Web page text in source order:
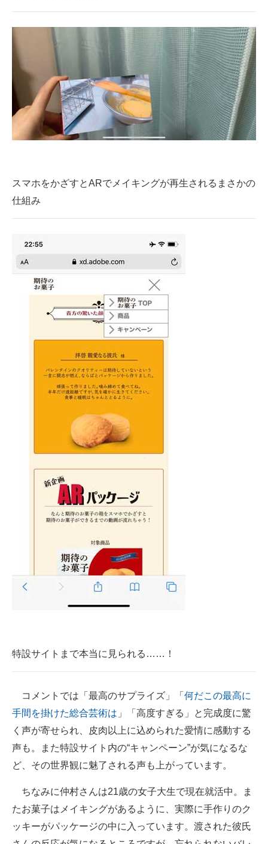
スマホをかざすとARでメイキングが再生されるまさかの
仕組み
特設サイトまで本当に見られる……！
コメントでは「最高のサプライズ」「 何だこの最高に
手間を掛けた総合芸術は 」「高度すぎる」と完成度に驚
く声が寄せられ、皮肉以上に込められた愛情に感動する
声も。また特設サイト内の“キャンペーン”が気になるな
ど、その世界観に魅了される声も上がっています。
ちなみに仲村さんは21歳の女子大生で現在就活中。ま
たお菓子はメイキングがあるように、実際に手作りのク
ッキーがパッケージの中に入っています。渡された彼氏